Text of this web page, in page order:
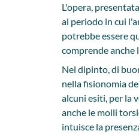
L'opera,
al periodo in cui
potrebbe essere
comprende anche
Nel dipinto, di
nella fisionomia
alcuni esiti, per la
anche le molli
intuisce la